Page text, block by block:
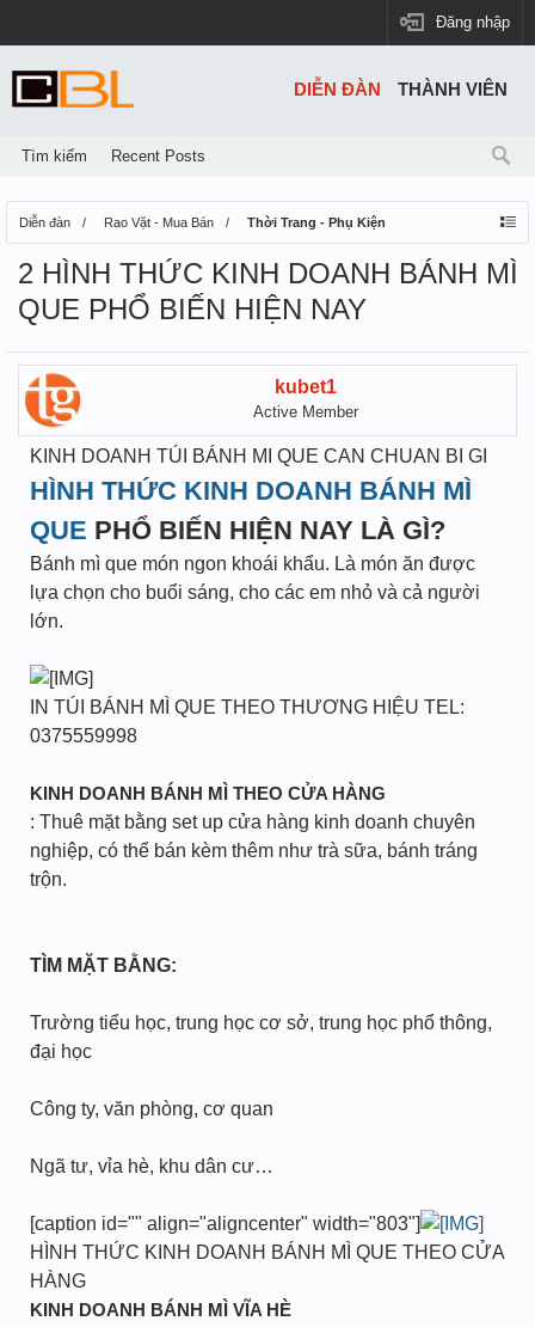
Đăng nhập
Diễn đàn Rao Vặt - Mua Bán Thời Trang - Phụ Kiện
2 HÌNH THỨC KINH DOANH BÁNH MÌ
QUE PHỔ BIẾN HIỆN NAY
kubet1
Active Member
KINH DOANH TÚI BÁNH MI QUE CAN CHUAN BI GI
HÌNH THỨC KINH DOANH BÁNH MÌ
QUE PHỔ BIẾN HIỆN NAY LÀ GÌ?
Bánh mì que món ngon khoái khẩu. Là món ăn được
lựa chọn cho buổi sáng, cho các em nhỏ và cả người
lớn.
IN TÚI BÁNH MÌ QUE THEO THƯƠNG HIỆU TEL:
0375559998
KINH DOANH BÁNH MÌ THEO CỬA HÀNG
: Thuê mặt bằng set up cửa hàng kinh doanh chuyên
nghiệp, có thể bán kèm thêm như trà sữa, bánh tráng
trộn.
TÌM MẶT BẰNG:
Trường tiểu học, trung học cơ sở, trung học phổ thông,
đại học
Công ty, văn phòng, cơ quan
Ngã tư, vỉa hè, khu dân cư…
[caption id="" align="aligncenter" width="803"]
HÌNH THỨC KINH DOANH BÁNH MÌ QUE THEO CỬA
HÀNG
KINH DOANH BÁNH MÌ VĨA HÈ
DIỄN ĐÀN
Tìm kiếm Recent Posts
THÀNH VIÊN